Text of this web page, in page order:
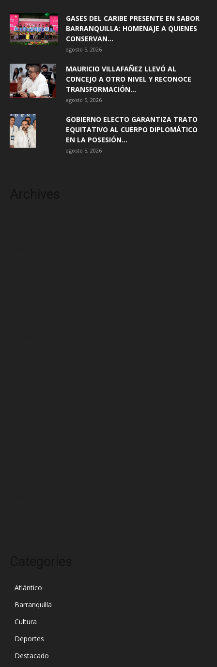
GASES DEL CARIBE PRESENTE EN SABOR
BARRANQUILLA: HOMENAJE A QUIENES
CONSERVAN...
agosto 5, 2026
MAURICIO VILLAFAÑEZ LLEVÓ AL
CONCEJO A OTRO NIVEL Y RECONOCE
TRANSFORMACIÓN...
agosto 5, 2026
GOBIERNO ELECTO GARANTIZA TRATO
EQUITATIVO AL CUERPO DIPLOMÁTICO
EN LA POSESIÓN...
agosto 5, 2026
Atlántico
Barranquilla
Cultura
Deportes
Destacado